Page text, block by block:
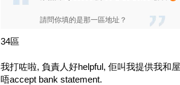
請問你填的是那一區地址？
34區
我打咗啦, 負責人好helpful, 佢叫我提供我和
唔accept bank statement.